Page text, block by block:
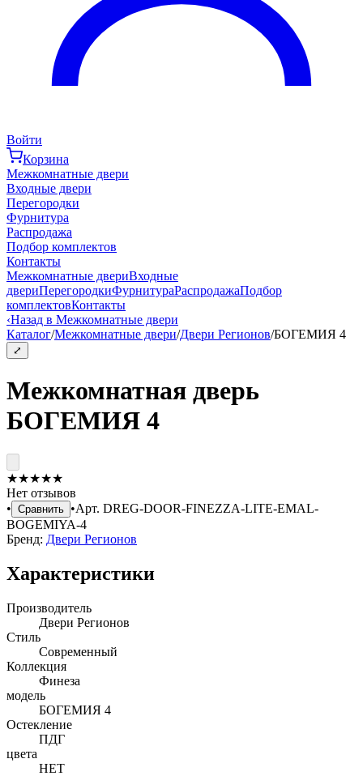
Войти
Корзина
Межкомнатные двери
Входные двери
Перегородки
Фурнитура
Распродажа
Подбор комплектов
Контакты
Межкомнатные двериВходные
двериПерегородкиФурнитураРаспродажаПодбор
комплектовКонтакты
‹Назад в Межкомнатные двери
Каталог/Межкомнатные двери/Двери Регионов/БОГЕМИЯ 4
⤢
Межкомнатная дверь
БОГЕМИЯ 4
★★★★★
Нет отзывов
• Сравнить •Арт. DREG-DOOR-FINEZZA-LITE-EMAL-
BOGEMIYA-4
Бренд: Двери Регионов
Характеристики
Производитель
Двери Регионов
Стиль
Современный
Коллекция
Финеза
модель
БОГЕМИЯ 4
Остекление
ПДГ
цвета
НЕТ